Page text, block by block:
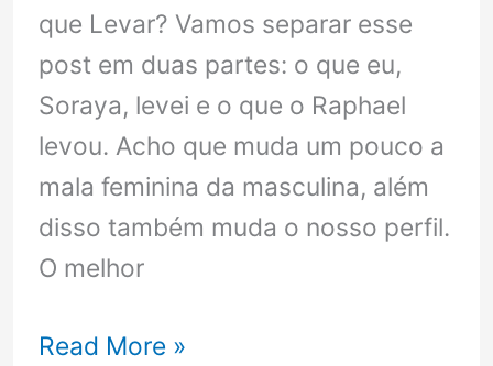
que Levar? Vamos separar esse
post em duas partes: o que eu,
Soraya, levei e o que o Raphael
levou. Acho que muda um pouco a
mala feminina da masculina, além
disso também muda o nosso perfil.
O melhor
Campo
Read More »